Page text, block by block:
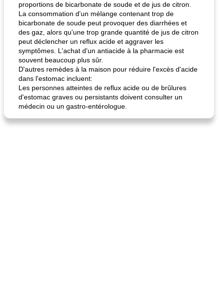
quinoa petit déjeuner méditerranéen
proportions de bicarbonate de soude et de jus de citron.
La consommation d'un mélange contenant trop de
bicarbonate de soude peut provoquer des diarrhées et
des gaz, alors qu'une trop grande quantité de jus de citron
peut déclencher un reflux acide et aggraver les
symptômes. L'achat d'un antiacide à la pharmacie est
souvent beaucoup plus sûr.
D'autres remèdes à la maison pour réduire l'excès d'acide
dans l'estomac incluent:
Les personnes atteintes de reflux acide ou de brûlures
d'estomac graves ou persistants doivent consulter un
médecin ou un gastro-entérologue.